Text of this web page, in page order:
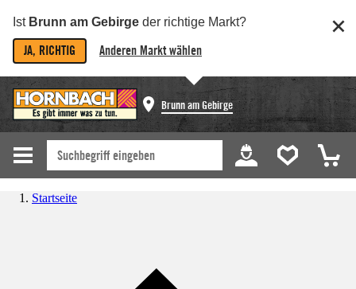
Ist Brunn am Gebirge der richtige Markt?
JA, RICHTIG Anderen Markt wählen
Brunn am Gebirge
Startseite